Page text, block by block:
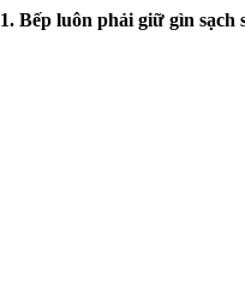
1. Bếp luôn phải giữ gìn sạch